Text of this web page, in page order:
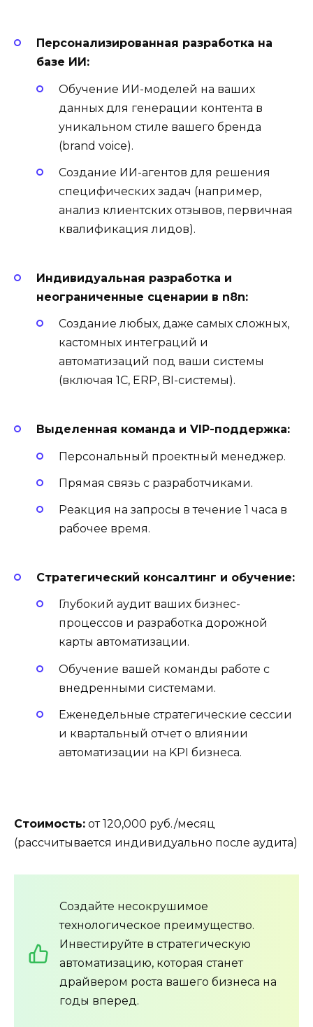
Персонализированная разработка на
базе ИИ:
Обучение ИИ-моделей на ваших
данных для генерации контента в
уникальном стиле вашего бренда
(brand voice).
Создание ИИ-агентов для решения
специфических задач (например,
анализ клиентских отзывов, первичная
квалификация лидов).
Индивидуальная разработка и
неограниченные сценарии в n8n:
Создание любых, даже самых сложных,
кастомных интеграций и
автоматизаций под ваши системы
(включая 1С, ERP, BI-системы).
Выделенная команда и VIP-поддержка:
Персональный проектный менеджер.
Прямая связь с разработчиками.
Реакция на запросы в течение 1 часа в
рабочее время.
Стратегический консалтинг и обучение:
Глубокий аудит ваших бизнес-
процессов и разработка дорожной
карты автоматизации.
Обучение вашей команды работе с
внедренными системами.
Еженедельные стратегические сессии
и квартальный отчет о влиянии
автоматизации на KPI бизнеса.
Стоимость: от 120,000 руб./месяц
(рассчитывается индивидуально после аудита)
Создайте несокрушимое
технологическое преимущество.
Инвестируйте в стратегическую
автоматизацию, которая станет
драйвером роста вашего бизнеса на
годы вперед.